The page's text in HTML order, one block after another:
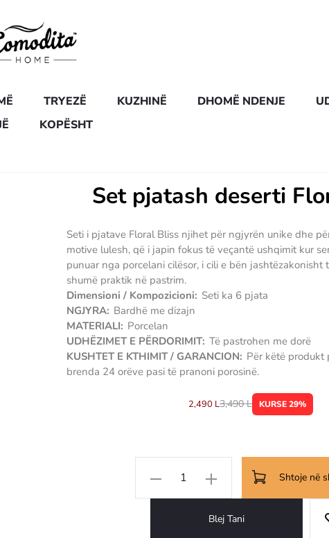
TRYEZË KUZHINË DHOMË NDENJE
KOPËSHT
Set pjatash deserti
Seti i pjatave Floral Bliss njihet për ngjyrën unike dhe
motive lulesh, që i japin fokus të veçantë ushqimit kur
punuar nga porcelani cilësor, i cili e bën jashtëzakonisht
shumë praktik në pastrim.
Dimensioni / Kompozicioni: Seti ka 6 pjata
NGJYRA: Bardhë me dizajn
MATERIALI: Porcelan
UDHËZIMET E PËRDORIMIT: Të pastrohen me dorë
KUSHTET E KTHIMIT / GARANCION: Për këtë produkt
brenda 24 orëve pasi të pranoni porosinë.
KURSE 29%
3,490L
2,490 L
Shtoje në
Blej Tani